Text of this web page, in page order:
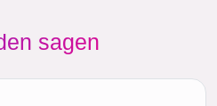
sagen